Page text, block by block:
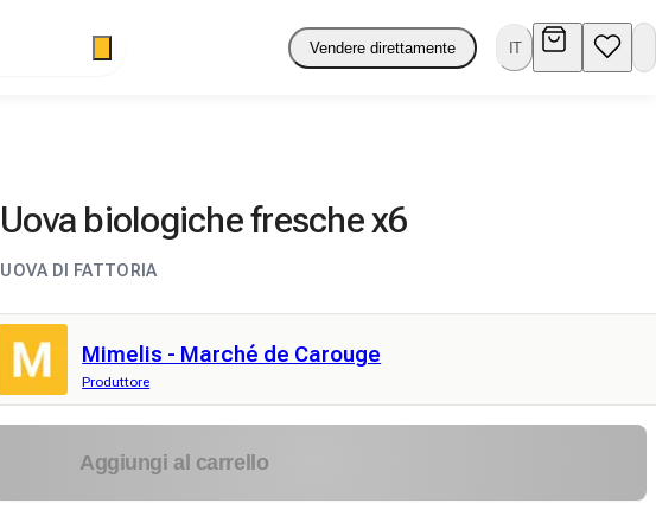
Vendere direttamente IT
Uova biologiche fresche x6
UOVA DI FATTORIA
Mimelis - Marché de Carouge
Produttore
Aggiungi al carrello